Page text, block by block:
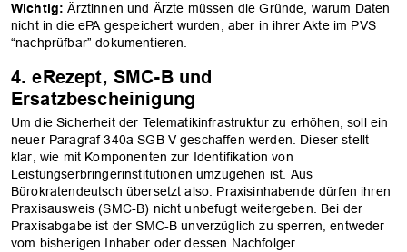
Wichtig: Ärztinnen und Ärzte müssen die Gründe, warum Daten
nicht in die ePA gespeichert wurden, aber in ihrer Akte im PVS
“nachprüfbar” dokumentieren.
4. eRezept, SMC-B und
Ersatzbescheinigung
Um die Sicherheit der Telematikinfrastruktur zu erhöhen, soll ein
neuer Paragraf 340a SGB V geschaffen werden. Dieser stellt
klar, wie mit Komponenten zur Identifikation von
Leistungserbringerinstitutionen umzugehen ist. Aus
Bürokratendeutsch übersetzt also: Praxisinhabende dürfen ihren
Praxisausweis (SMC-B) nicht unbefugt weitergeben. Bei der
Praxisabgabe ist der SMC-B unverzüglich zu sperren, entweder
vom bisherigen Inhaber oder dessen Nachfolger.